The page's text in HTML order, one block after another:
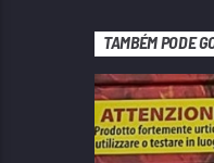
TAMBÉM PODE